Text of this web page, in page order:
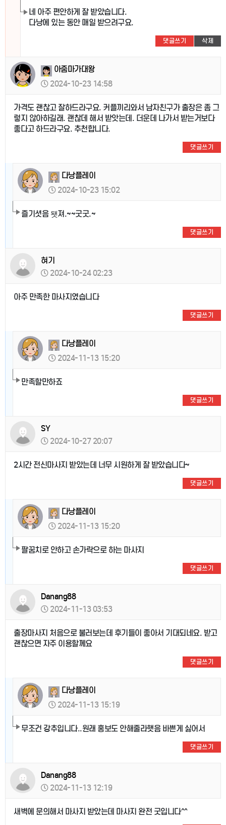
네 아주 편안하게 잘 받았습니다.
다낭에 있는 동안 매일 받으려구요.
댓글쓰기 삭제
아줌마가대왕
2024-10-23 14:58
가격도 괜찮고 잘하드라구요. 커플끼리와서 남자친구가 출장은 좀 그
렇지 않아하길래. 괜찮데 해서 받앗는데. 더운데 나가서 받는거보다
좋다고 하드라구요. 추천합니다.
댓글쓰기
다낭플레이
2024-10-23 15:02
즐기셧음 됏져.~~굿굿.~
댓글쓰기
혀기
2024-10-24 02:23
아주 만족한 마사지였습니다
댓글쓰기
다낭플레이
2024-11-13 15:20
만족할만하죠
댓글쓰기
SY
2024-10-27 20:07
2시간 전신마사지 받았는데 너무 시원하게 잘 받았습니다~
댓글쓰기
다낭플레이
2024-11-13 15:20
팔꿈치로 안하고 손가락으로 하는 마사지
댓글쓰기
Danang88
2024-11-13 03:53
출장마사지 처음으로 불러보는데 후기들이 좋아서 기대되네요. 받고
괜찮으면 자주 이용할께요
댓글쓰기
다낭플레이
2024-11-13 15:19
무조건 강추입니다..원래 홍보도 안해줄라햇음 바쁜게 싫어서
댓글쓰기
Danang88
2024-11-13 12:19
새벽에 문의해서 마사지 받았는데 마사지 완전 굿입니다^^